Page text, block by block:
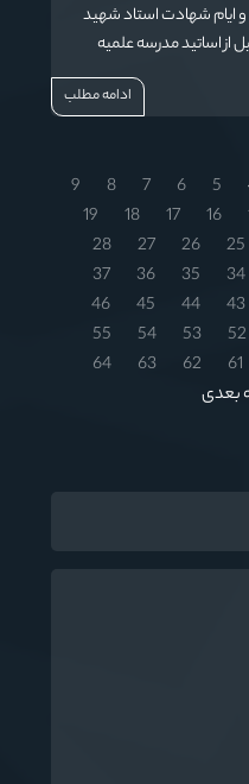
ایام شهادت استاد شهید
از اساتید مدرسه علمیه
گرگان با حضور و
نماینده مقام معظمادامه مطلب
5
6
7
8
9
16
17
18
19
25
26
27
28
34
35
36
37
43
44
45
46
52
53
54
55
61
62
63
64
بعدی